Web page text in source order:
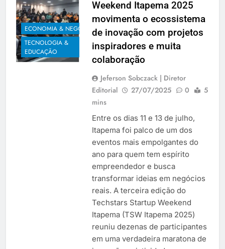
ECONOMIA & NEGÓCIOS
TECNOLOGIA &
EDUCAÇÃO
Weekend Itapema 2025
movimenta o ecossistema
de inovação com projetos
inspiradores e muita
colaboração
Jeferson Sobczack | Diretor
Editorial
27/07/2025 0
5
mins
Entre os dias 11 e 13 de julho,
Itapema foi palco de um dos
eventos mais empolgantes do
ano para quem tem espírito
empreendedor e busca
transformar ideias em negócios
reais. A terceira edição do
Techstars Startup Weekend
Itapema (TSW Itapema 2025)
reuniu dezenas de participantes
em uma verdadeira maratona de